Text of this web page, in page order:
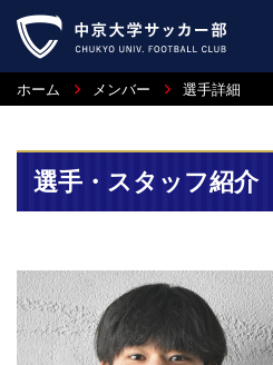
ホーム メンバー 選手詳細
選手・スタッフ紹介